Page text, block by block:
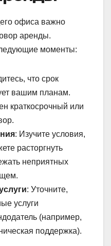
офиса важно
аренды.
моменты:
что срок
вашим планам.
краткосрочный или
: Изучите условия,
расторгнуть
неприятных
: Уточните,
услуги
(например,
поддержка).